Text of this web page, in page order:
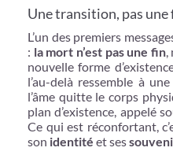
Une transition, pas une
L’un des premiers
: la mort n’est pas une fin,
nouvelle forme
l’au-delà ressemble à une
l’âme quitte le corps
plan d’existence, appelé
Ce qui est réconfortant,
son identité et ses